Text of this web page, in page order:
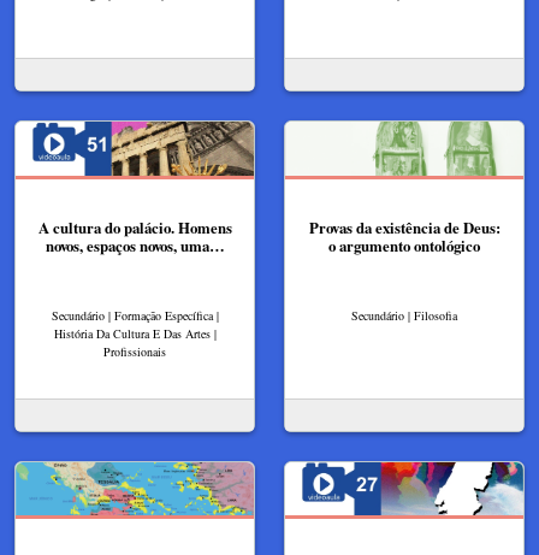
A cultura do palácio. Homens
novos, espaços novos, uma…
Secundário | Formação Específica |
História Da Cultura E Das Artes |
Profissionais
Provas da existência de Deus:
o argumento ontológico
Secundário | Filosofia